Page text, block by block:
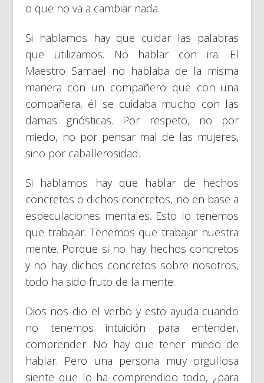
o que no va a cambiar nada.
Si hablamos hay que cuidar las palabras
que utilizamos. No hablar con ira. El
Maestro Samael no hablaba de la misma
manera con un compañero que con una
compañera, él se cuidaba mucho con las
damas gnósticas. Por respeto, no por
miedo, no por pensar mal de las mujeres,
sino por caballerosidad.
Si hablamos hay que hablar de hechos
concretos o dichos concretos, no en base a
especulaciones mentales. Esto lo tenemos
que trabajar. Tenemos que trabajar nuestra
mente. Porque si no hay hechos concretos
y no hay dichos concretos sobre nosotros,
todo ha sido fruto de la mente.
Dios nos dio el verbo y esto ayuda cuando
no tenemos intuición para entender,
comprender. No hay que tener miedo de
hablar. Pero una persona muy orgullosa
siente que lo ha comprendido todo, ¿para